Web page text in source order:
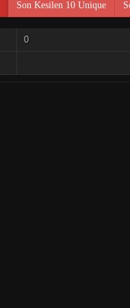
Son Kesilen 10 Unique
0